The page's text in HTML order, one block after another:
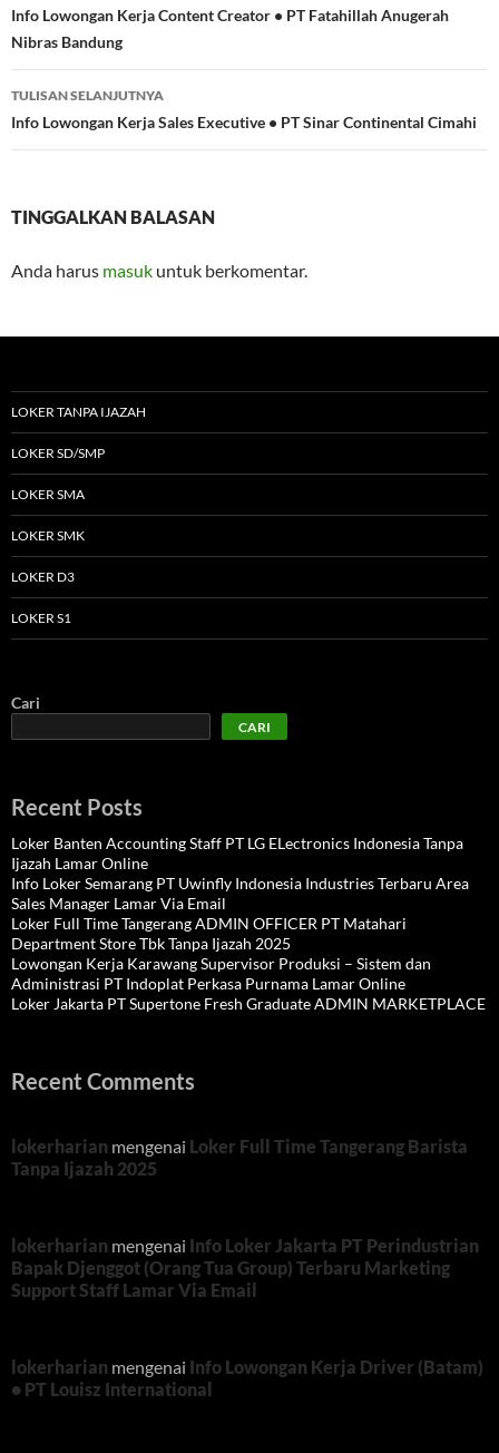
Tulisan
Info Lowongan Kerja Content Creator • PT Fatahillah Anugerah
Nibras Bandung
TULISAN SELANJUTNYA
Info Lowongan Kerja Sales Executive • PT Sinar Continental Cimahi
TINGGALKAN BALASAN
Anda harus masuk untuk berkomentar.
LOKER TANPA IJAZAH
LOKER SD/SMP
LOKER SMA
LOKER SMK
LOKER D3
LOKER S1
Cari
CARI
Recent Posts
Loker Banten Accounting Staff PT LG ELectronics Indonesia Tanpa
Ijazah Lamar Online
Info Loker Semarang PT Uwinfly Indonesia Industries Terbaru Area
Sales Manager Lamar Via Email
Loker Full Time Tangerang ADMIN OFFICER PT Matahari
Department Store Tbk Tanpa Ijazah 2025
Lowongan Kerja Karawang Supervisor Produksi – Sistem dan
Administrasi PT Indoplat Perkasa Purnama Lamar Online
Loker Jakarta PT Supertone Fresh Graduate ADMIN MARKETPLACE
Recent Comments
lokerharian mengenai Loker Full Time Tangerang Barista
Tanpa Ijazah 2025
lokerharian mengenai Info Loker Jakarta PT Perindustrian
Bapak Djenggot (Orang Tua Group) Terbaru Marketing
Support Staff Lamar Via Email
lokerharian mengenai Info Lowongan Kerja Driver (Batam)
• PT Louisz International